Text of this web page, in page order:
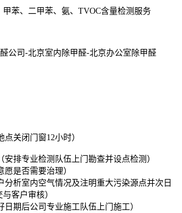
苯、二甲苯、氨、TVOC含量检测服务
关闭门窗12小时）
排专业检测队伍上门勘查并设点检测）
是否需要治理）
分析室内空气情况及注明重大污染源点并次日
客户审核）
期后公司专业施工队伍上门施工）